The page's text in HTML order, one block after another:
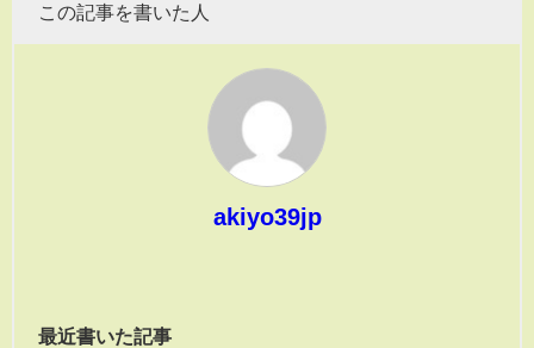
この記事を書いた人
akiyo39jp
最近書いた記事